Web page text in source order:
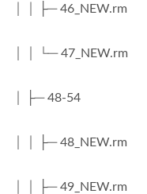
│ │ ├─ 46_NEW.rm
│ │ └─ 47_NEW.rm
│ ├─ 48-54
│ │ ├─ 48_NEW.rm
│ │ ├─ 49_NEW.rm